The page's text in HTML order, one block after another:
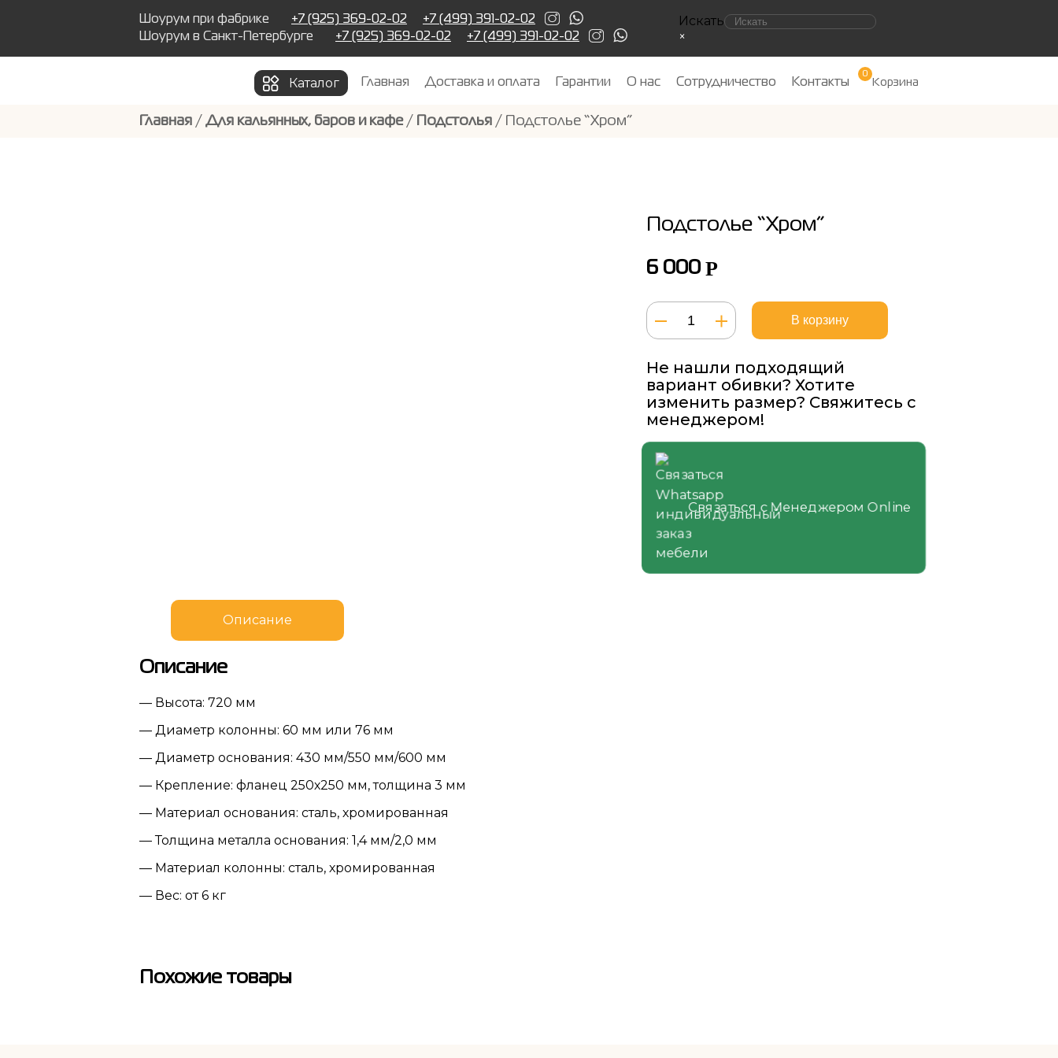
Шоурум при фабрике +7 (925) 369-02-02
+7 (499) 391-02-02
Шоурум в Санкт-Петербурге
+7 (925) 369-02-02 +7 (499) 391-02-02
Искать
×
Каталог Главная Доставка и оплата Гарантии О нас Сотрудничество Контакты
0
Корзина
Главная / Для кальянных, баров и кафе/ Подстолья / Подстолье “Хром”
Подстолье “Хром”
6 000 Р
Количество
товара
"Хром"
В корзину
Не нашли подходящий
вариант обивки? Хотите
изменить размер? Свяжитесь с
менеджером!
Связаться с Менеджером Online
Описание
Описание
— Высота: 720 мм
— Диаметр колонны: 60 мм или 76 мм
— Диаметр основания: 430 мм/550 мм/600 мм
— Крепление: фланец 250х250 мм, толщина 3 мм
— Материал основания: сталь, хромированная
— Толщина металла основания: 1,4 мм/2,0 мм
— Материал колонны: сталь, хромированная
— Вес: от 6 кг
Похожие товары